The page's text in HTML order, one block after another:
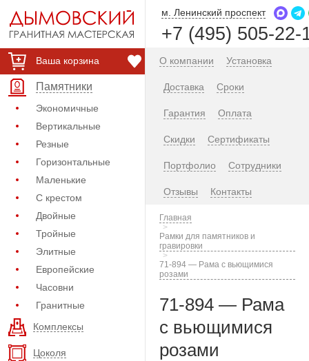
Ваша корзина
Памятники
Экономичные
Вертикальные
Резные
Горизонтальные
Маленькие
С крестом
Двойные
Тройные
Элитные
Европейские
Часовни
Гранитные
Комплексы
Цоколя
м. Ленинский проспект
+7 (495) 505-22-
О компании Установка
Доставка Сроки
Гарантия Оплата
Скидки Сертификаты
Портфолио Сотрудники
Отзывы Контакты
Главная
Рамки для памятников и
гравировки
71-894 — Рама с вьющимися
розами
71-894 — Рама
с вьющимися
розами